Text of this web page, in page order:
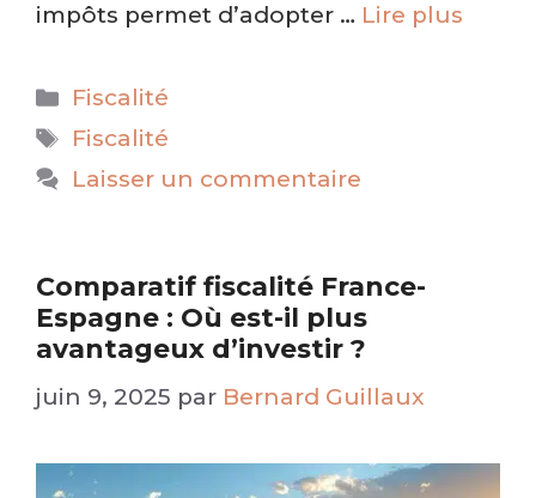
impôts permet d’adopter … Lire plus
Catégories
Fiscalité
Étiquettes
Fiscalité
Laisser un commentaire
Comparatif fiscalité France-
Espagne : Où est-il plus
avantageux d’investir ?
juin 9, 2025 par Bernard Guillaux